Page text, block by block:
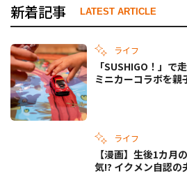
新着記事 LATEST ARTICLE
ライフ
「SUSHIGO！」で
ミニカーコラボを親
ライフ
【漫画】生後1カ月
気!? イクメン自認の